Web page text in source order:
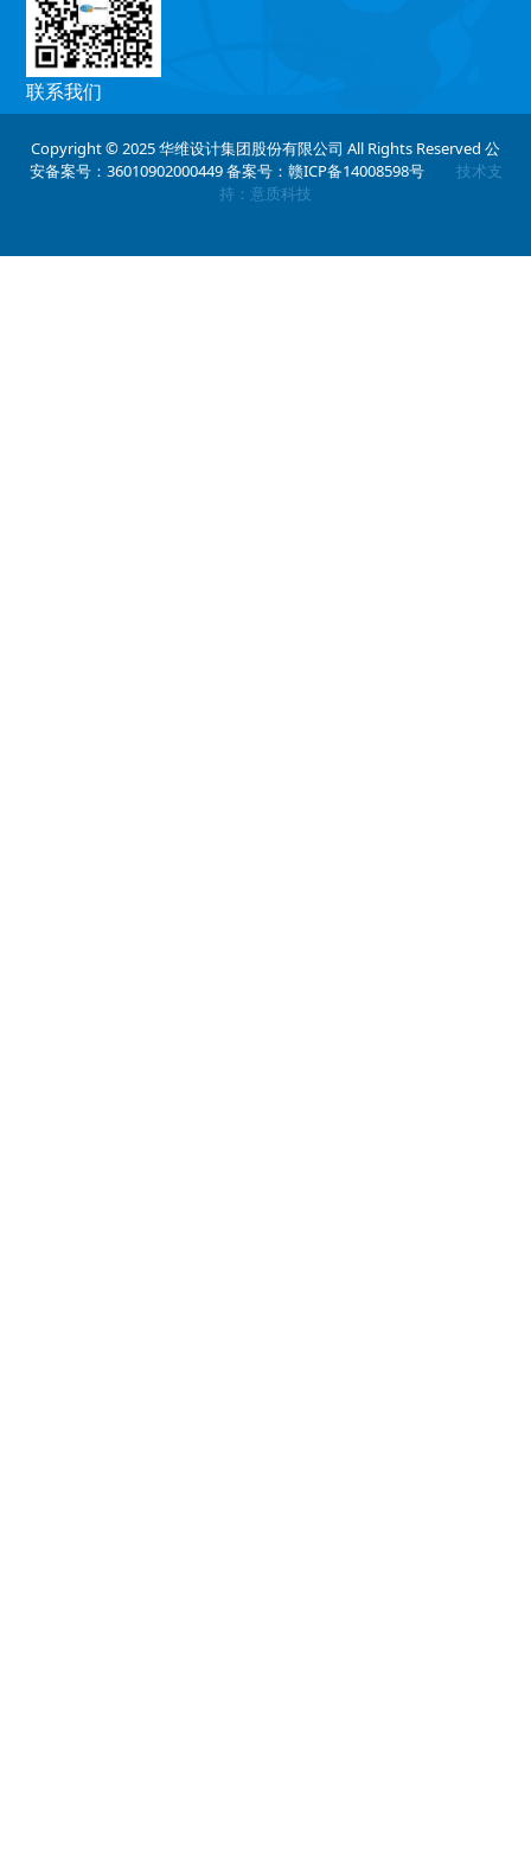
联系我们
0791-86569702
邮箱：2500247176@qq.com（合作部）
Copyright © 2025 华维设计集团股份有限公司 All Rights Reserved 公
安备案号：36010902000449备案号：赣ICP备14008598号
技术支
持：意质科技